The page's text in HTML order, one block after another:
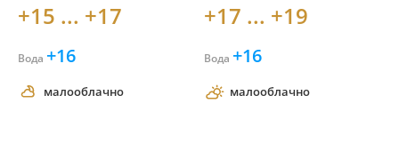
+15 ... +17
Вода +16
малооблачно
+17 ... +19
Вода +16
малооблачно